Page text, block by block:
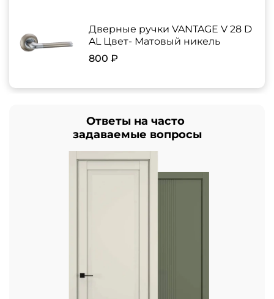
Дверные ручки VANTAGE V 28 D
AL Цвет- Матовый никель
800 ₽
Ответы на часто
задаваемые вопросы